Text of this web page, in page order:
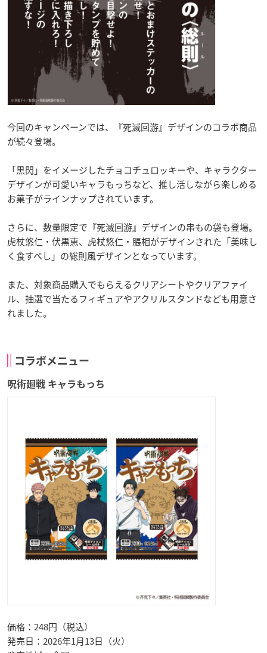
今回のキャンペーンでは、『死滅回游』デザインのコラボ商品
が続々登場。
「黒閃」をイメージしたチョコチュロッキーや、キャラクター
デザインが可愛いキャラもっちなど、推し活しながら楽しめる
お菓子がラインナップされています。
さらに、数量限定で『死滅回游』デザインの串もの袋も登場。
虎杖悠仁・伏黒恵、虎杖悠仁・脹相がデザインされた「美味し
く食すべし」の総則風デザインとなっています。
また、対象商品購入でもらえるクリアシートやクリアファイ
ル、抽選で当たるフィギュアやアクリルスタンドなども用意さ
れました。
コラボメニュー
呪術廻戦 キャラもっち
価格：248円（税込）
発売日：2026年1月13日（火）